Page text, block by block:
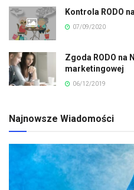
Kontrola RODO
07/09/2020
Zgoda RODO na
marketingowej
06/12/2019
Najnowsze Wiadomości